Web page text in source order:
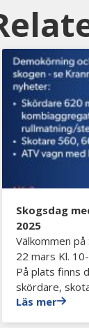
Skogsdag
2025
Välkommen
22 mars Kl.
På plats finns
skördare,
Läs mer